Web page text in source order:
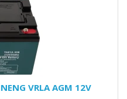
VRLA AGM 12V